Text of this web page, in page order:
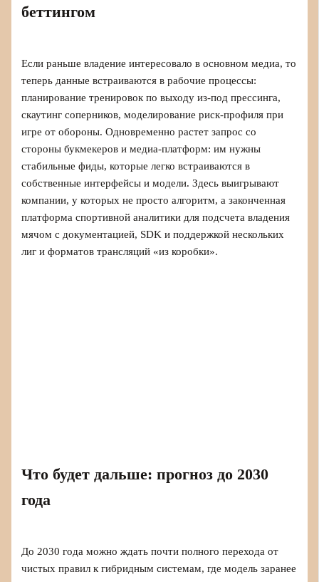
беттингом
Если раньше владение интересовало в основном медиа, то
теперь данные встраиваются в рабочие процессы:
планирование тренировок по выходу из-под прессинга,
скаутинг соперников, моделирование риск-профиля при
игре от обороны. Одновременно растет запрос со
стороны букмекеров и медиа-платформ: им нужны
стабильные фиды, которые легко встраиваются в
собственные интерфейсы и модели. Здесь выигрывают
компании, у которых не просто алгоритм, а законченная
платформа спортивной аналитики для подсчета владения
мячом с документацией, SDK и поддержкой нескольких
лиг и форматов трансляций «из коробки».
Что будет дальше: прогноз до 2030
года
До 2030 года можно ждать почти полного перехода от
чистых правил к гибридным системам, где модель заранее